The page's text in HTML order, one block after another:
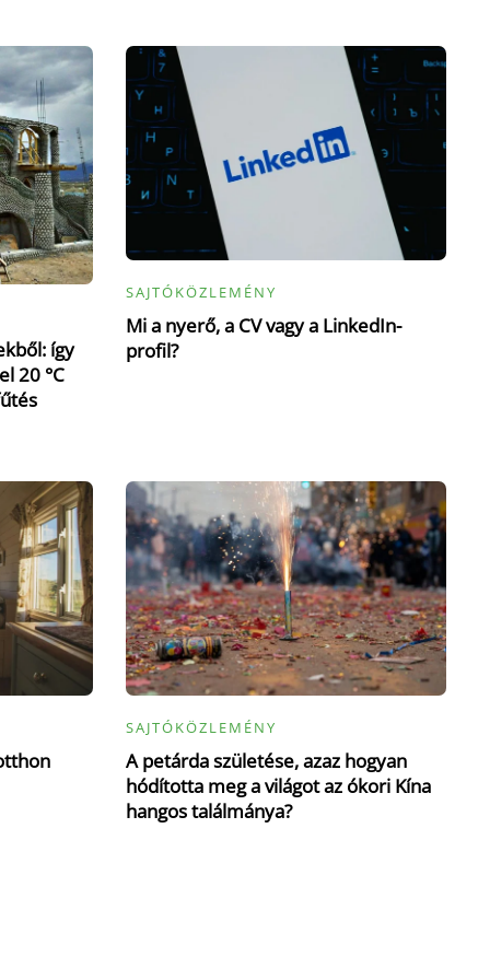
így
20 °C
SAJTÓKÖZLEMÉNY
Mi a nyerő, a CV vagy a LinkedIn-
profil?
SAJTÓKÖZLEMÉNY
A petárda születése, azaz hogyan
hódította meg a világot az ókori Kína
hangos találmánya?